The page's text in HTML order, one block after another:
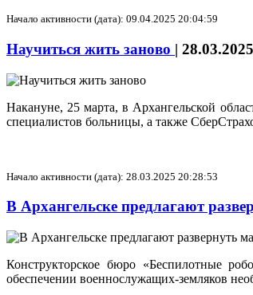
Начало активности (дата): 09.04.2025 20:04:59
Научиться жить заново | 28.03.2025
Накануне, 25 марта, в Архангельской
специалистов больницы, а также
Начало активности (дата): 28.03.2025 20:28:53
В Архангельске предлагают
Конструкторское бюро «Беспилотные
обеспечении военнослужащих-земляков